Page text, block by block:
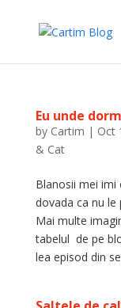
Eu unde
by Cartim | Oct
& Cat
Blanosii mei
dovada ca nu le
Mai multe
tabelul de pe
lea episod din